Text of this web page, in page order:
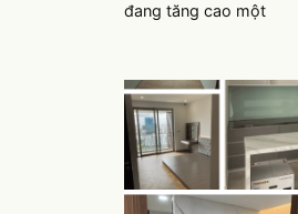
đang tăng cao một